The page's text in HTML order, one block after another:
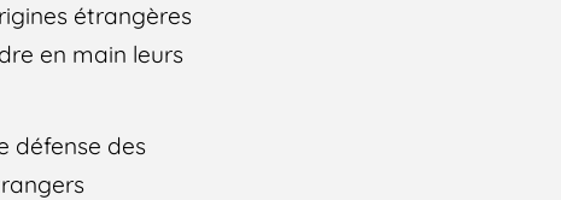
étrangères
en main leurs
défense des